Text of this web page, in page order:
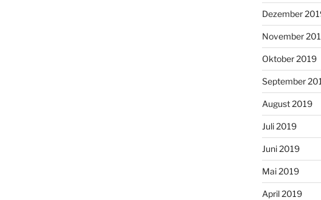
Dezember
November
Oktober 2019
September
August 2019
Juli 2019
Juni 2019
Mai 2019
April 2019